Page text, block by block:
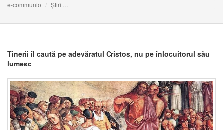
e-communio Știri
Tinerii îl caută pe adevăratul Cristos, nu pe înlocuitorul său
lumesc